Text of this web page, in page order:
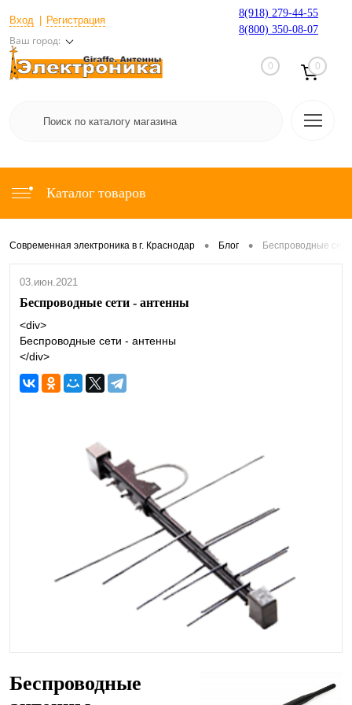
Вход Регистрация
Ваш город:
8(918) 279-44-55
8(800) 350-08-07
0 0
Каталог товаров
Современная электроника в г. Краснодар • Блог • Беспроводные
03.июн.2021
Беспроводные сети - антенны
<div>
Беспроводные сети - антенны
</div>
Беспроводные